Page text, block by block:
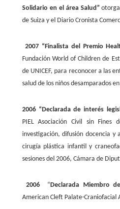
Solidario en el área Salud”
de Suiza y el Diario Cronista
2007 “Finalista del Premio
Fundación World of Children de
de UNICEF, para reconocer a las
salud de los niños desamparados
2006 “Declarada de interés
PIEL Asociación Civil sin
investigación, difusión docencia y
cirugía plástica infantil y
sesiones del 2006, Cámara de
2006 “Declarada Miembro
American Cleft Palate-Craniofacial